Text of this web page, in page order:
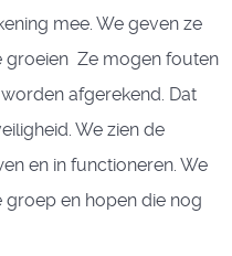
mee. We geven ze
groeien Ze mogen fouten
afgerekend. Dat
We zien de
en in functioneren. We
groep en hopen die nog